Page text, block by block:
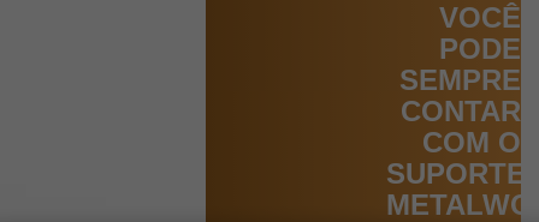
VOCÊ
PODE
SEMPRE
CONTAR
COM O
SUPORTE